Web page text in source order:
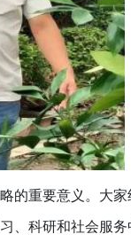
的重要意义。大
、科研和社会服